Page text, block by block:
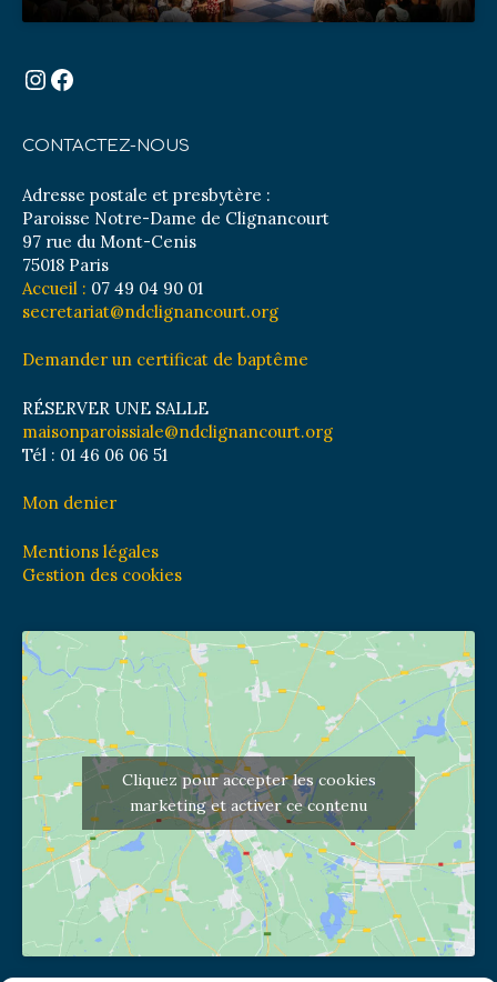
Instagram
Facebook
CONTACTEZ-NOUS
Adresse postale et presbytère :
Paroisse Notre-Dame de Clignancourt
97 rue du Mont-Cenis
75018 Paris
Accueil : 07 49 04 90 01
secretariat@ndclignancourt.org
Demander un certificat de baptême
RÉSERVER UNE SALLE
maisonparoissiale@ndclignancourt.org
Tél : 01 46 06 06 51
Mon denier
Mentions légales
Gestion des cookies
Cliquez pour accepter les cookies
marketing et activer ce contenu